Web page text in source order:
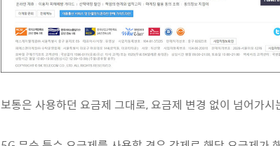
보통은 사용하던 요금제 그대로, 요금제 변경 없이 넘어가